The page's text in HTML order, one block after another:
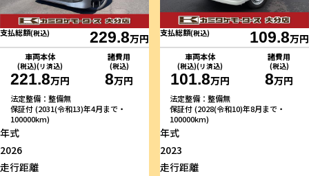
支払総額(税込) 229.8万円
車両本体
(税込)(リ済込)
221.8万円
諸費用
(税込)
8万円
法定整備：整備無
保証付 (2031(令和13)年4月まで・
100000km)
年式
2026
走行距離
支払総額(税込) 109.8万円
車両本体
(税込)(リ済込)
101.8万円
諸費用
(税込)
8万円
法定整備：整備無
保証付 (2028(令和10)年8月まで・
100000km)
年式
2023
走行距離